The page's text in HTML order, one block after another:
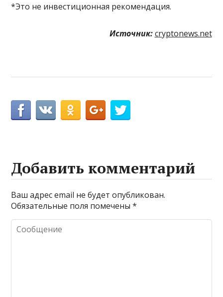
*Это не инвестиционная рекомендация.
Источник: cryptonews.net
Добавить комментарий
Ваш адрес email не будет опубликован.
Обязательные поля помечены*